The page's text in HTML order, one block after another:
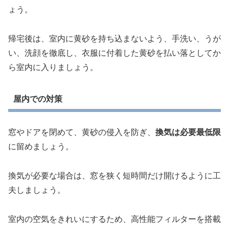
ょう。
帰宅後は、室内に黄砂を持ち込まないよう、手洗い、うが
い、洗顔を徹底し、衣服に付着した黄砂を払い落としてか
ら室内に入りましょう。
屋内での対策
窓やドアを閉めて、黄砂の侵入を防ぎ、 換気は必要最低限
に留めましょう。
換気が必要な場合は、窓を狭く短時間だけ開けるように工
夫しましょう。
室内の空気をきれいにするため、高性能フィルターを搭載